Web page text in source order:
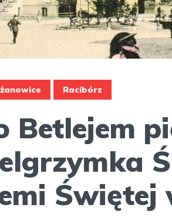
Racibórz
Betlejem
Świętej